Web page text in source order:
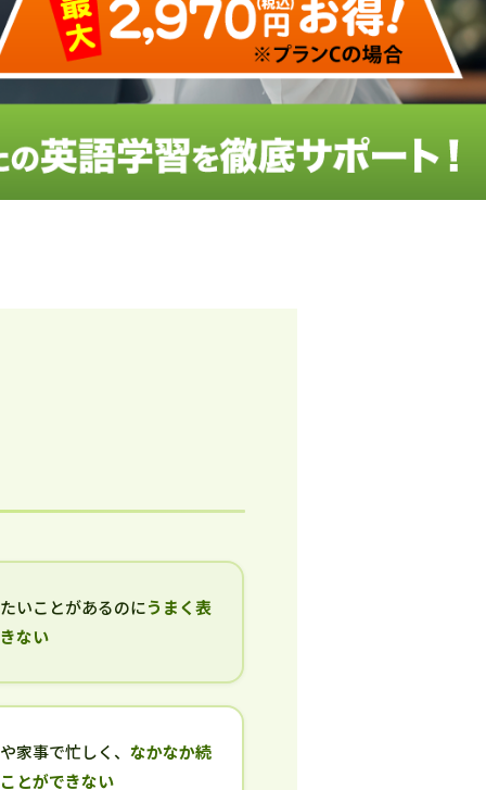
いことがあるのにうまく表
ない
家事で忙しく、なかなか続
とができない